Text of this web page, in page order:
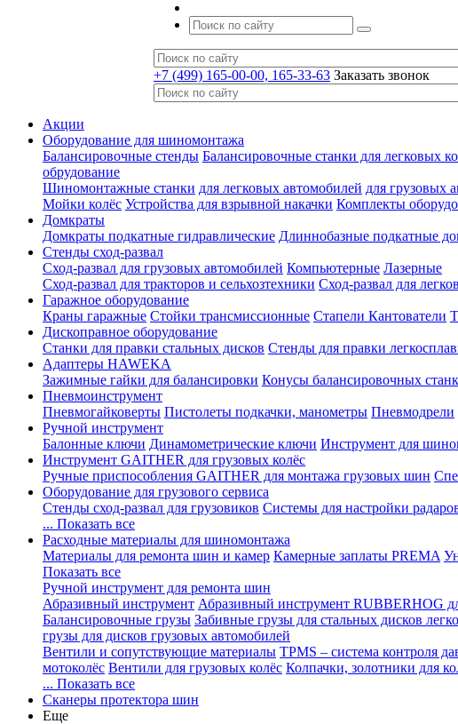
+7 (499) 165-00-00, 165-33-63 Заказать звонок
Акции
Оборудование для шиномонтажа
Балансировочные стенды Балансировочные станки для легковых
обрудование
Шиномонтажные станки для легковых автомобилей для грузовых
Мойки колёс Устройства для взрывной накачки Комплекты
Домкраты
Домкраты подкатные гидравлические Длиннобазные подкатные
Стенды сход-развал
Сход-развал для грузовых автомобилей Компьютерные Лазерные
Сход-развал для тракторов и сельхозтехники Сход-развал для
Гаражное оборудование
Краны гаражные Стойки трансмиссионные Стапели Кантователи
Дископравное оборудование
Станки для правки стальных дисков Стенды для правки
Адаптеры HAWEKA
Зажимные гайки для балансировки Конусы балансировочных
Пневмоинструмент
Пневмогайковерты Пистолеты подкачки, манометры Пневмодрели
Ручной инструмент
Балонные ключи Динамометрические ключи Инструмент для
Инструмент GAITHER для грузовых колёс
Ручные приспособления GAITHER для монтажа грузовых шин
Оборудование для грузового сервиса
Стенды сход-развал для грузовиков Системы для настройки
... Показать все
Расходные материалы для шиномонтажа
Материалы для ремонта шин и камер Камерные заплаты PREMA
Показать все
Ручной инструмент для ремонта шин
Абразивный инструмент Абразивный инструмент RUBBERHOG
Балансировочные грузы Забивные грузы для стальных дисков
грузы для дисков грузовых автомобилей
Вентили и сопутствующие материалы TPMS – система контроля
мотоколёс Вентили для грузовых колёс Колпачки, золотники для
... Показать все
Сканеры протектора шин
Еще